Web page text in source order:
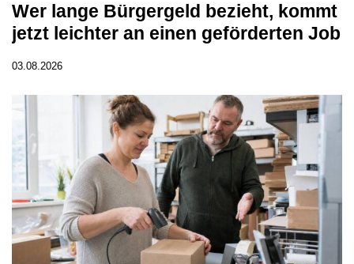
Wer lange Bürgergeld bezieht, kommt
jetzt leichter an einen geförderten Job
03.08.2026